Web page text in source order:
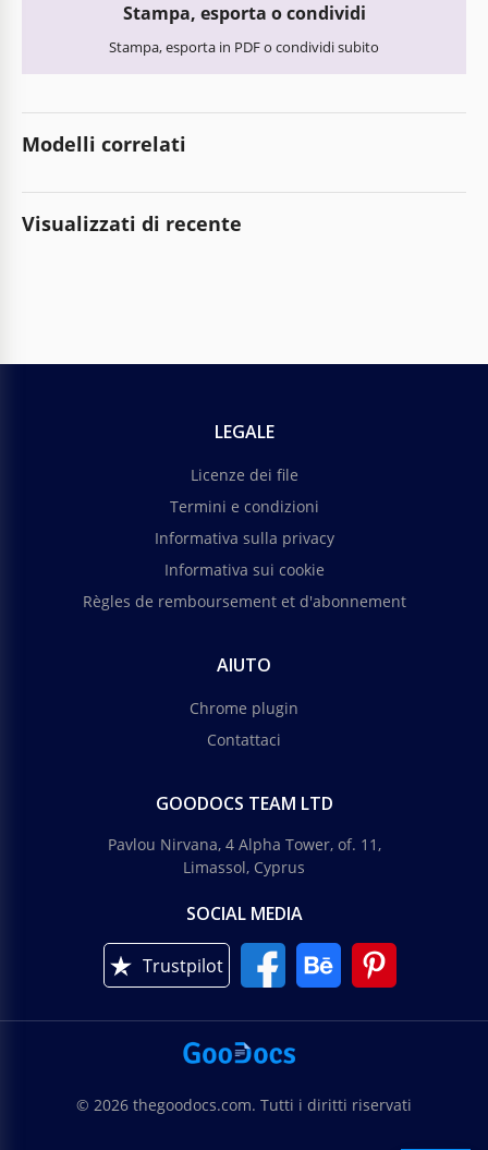
Stampa, esporta o condividi
Stampa, esporta in PDF o condividi subito
Modelli correlati
Visualizzati di recente
LEGALE
Licenze dei file
Termini e condizioni
Informativa sulla privacy
Informativa sui cookie
Règles de remboursement et d'abonnement
AIUTO
Chrome plugin
Contattaci
GOODOCS TEAM LTD
Pavlou Nirvana, 4 Alpha Tower, of. 11,
Limassol, Cyprus
SOCIAL MEDIA
Trustpilot
© 2026 thegoodocs.com. Tutti i diritti riservati